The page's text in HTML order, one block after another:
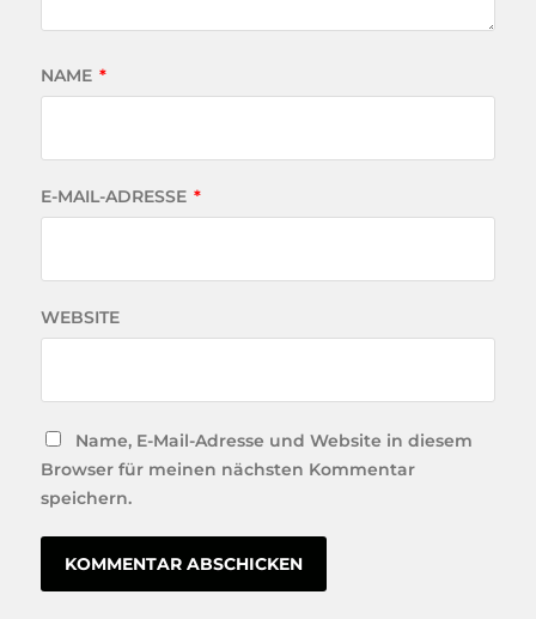
NAME *
E-MAIL-ADRESSE *
WEBSITE
Name, E-Mail-Adresse und Website in diesem
Browser für meinen nächsten Kommentar
speichern.